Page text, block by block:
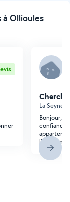
à Ollioules
La Seyne-
Bonjour,
confiance